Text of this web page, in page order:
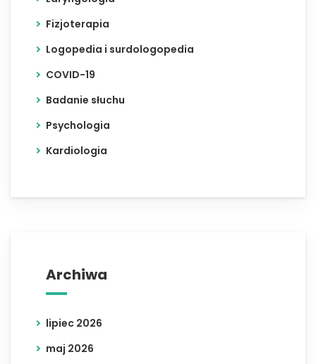
Fizjoterapia
Logopedia i surdologopedia
COVID-19
Badanie słuchu
Psychologia
Kardiologia
Archiwa
lipiec 2026
maj 2026